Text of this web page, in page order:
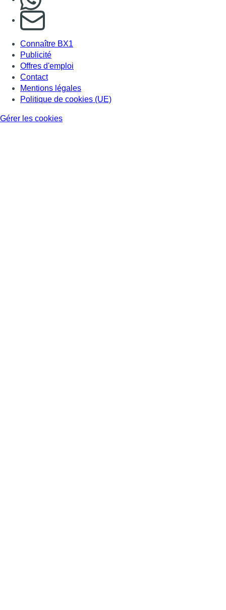
S'abonner à notre newsletter
Connaître BX1
Publicité
Offres d'emploi
Contact
Mentions légales
Politique de cookies (UE)
Gérer les cookies